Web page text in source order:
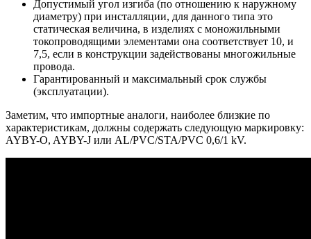
Допустимый угол изгиба (по отношению к наружному
диаметру) при инсталляции, для данного типа это
статическая величина, в изделиях с моножильными
токопроводящими элементами она соответствует 10, и
7,5, если в конструкции задействованы многожильные
провода.
Гарантированный и максимальный срок службы
(эксплуатации).
Заметим, что импортные аналоги, наиболее близкие по
характеристикам, должны содержать следующую маркировку:
AYBY-O, AYBY-J или AL/PVC/STA/PVC 0,6/1 kV.